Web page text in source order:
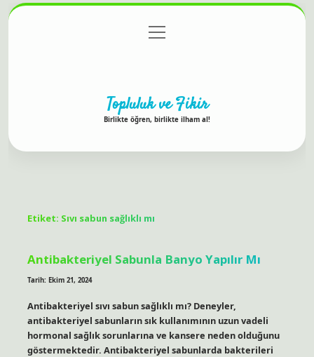
Gizlilik Politikası
menüyü
aç
Topluluk ve Fikir
Birlikte öğren, birlikte ilham al!
Etiket: Sıvı sabun sağlıklı mı
Antibakteriyel Sabunla Banyo Yapılır Mı
Tarih: Ekim 21, 2024
Antibakteriyel sıvı sabun sağlıklı mı? Deneyler,
antibakteriyel sabunların sık kullanımının uzun vadeli
hormonal sağlık sorunlarına ve kansere neden olduğunu
göstermektedir. Antibakteriyel sabunlarda bakterileri